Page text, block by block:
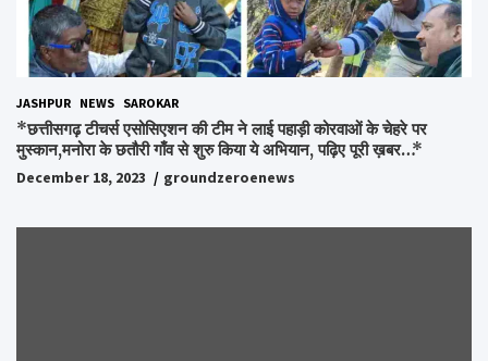
JASHPUR NEWS SAROKAR
*छत्तीसगढ़ टीचर्स एसोसिएशन की टीम ने लाई पहाड़ी कोरवाओं के चेहरे पर
मुस्कान,मनोरा के छतौरी गाँव से शुरु किया ये अभियान, पढ़िए पूरी ख़बर…*
December 18, 2023 groundzeroenews